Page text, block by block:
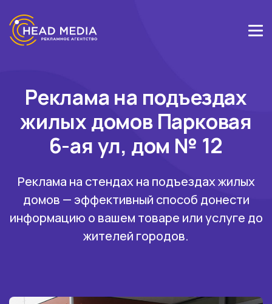
Реклама на подъездах
жилых домов Парковая
6-ая ул, дом № 12
Реклама на стендах на подъездах жилых
домов — эффективный способ донести
информацию о вашем товаре или услуге до
жителей городов.